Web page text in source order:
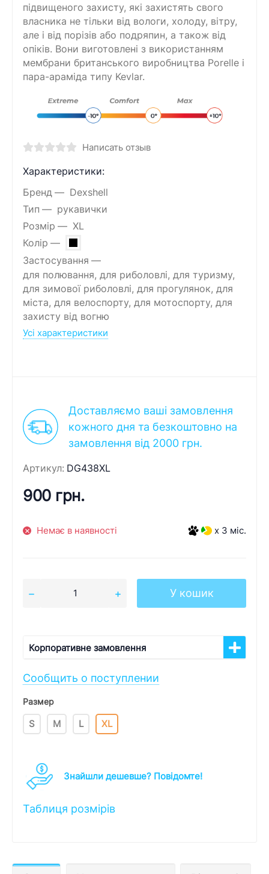
підвищеного захисту, які захистять свого
власника не тільки від вологи, холоду, вітру,
але і від порізів або подряпин, а також від
опіків. Вони виготовлені з використанням
мембрани британського виробництва Porelle і
пара-араміда типу Kevlar.
Написать отзыв
Характеристики:
Бренд
Dexshell
Тип
рукавички
Розмір
XL
Колір
Застосування
для полювання, для риболовлі, для туризму,
для зимової риболовлі, для прогулянок, для
міста, для велоспорту, для мотоспорту, для
захисту від вогню
Усі характеристики
Доставляємо ваші замовлення
кожного дня та безкоштовно на
замовлення від 2000 грн.
Артикул: DG438XL
900 грн.
Немає в наявності x 3 міс.
У кошик
Корпоративне замовлення
Сообщить о поступлении
Размер
S M L XL
Знайшли дешевше? Повідомте!
Таблиця розмірів